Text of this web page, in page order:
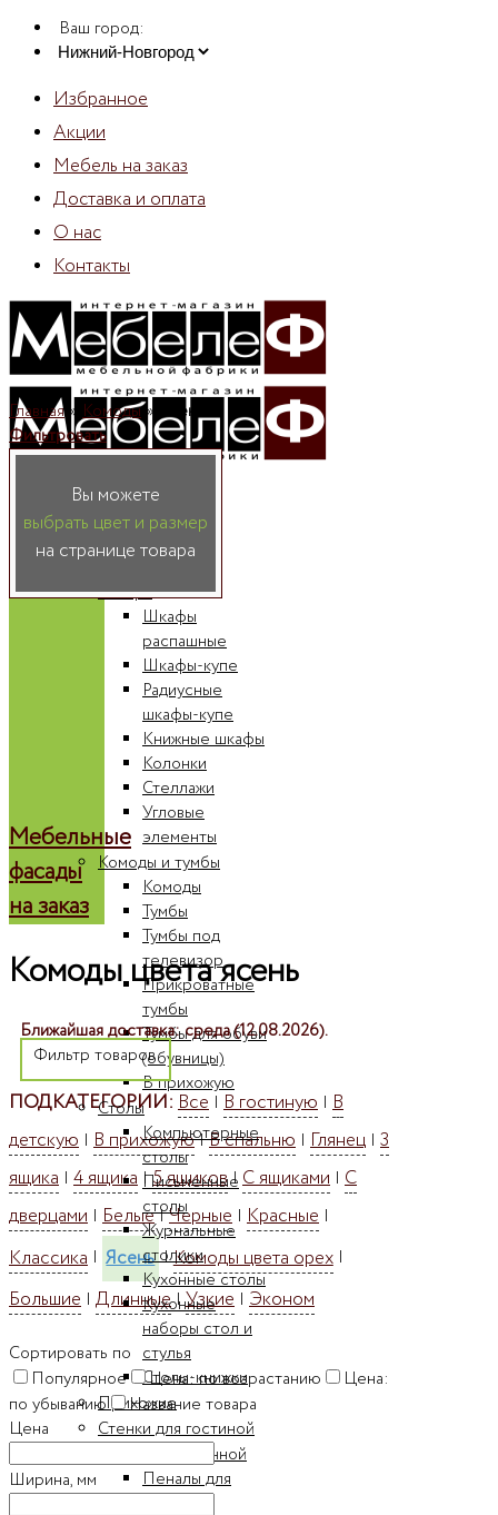
Skip
Ваш город:
Избранное
Акции
Мебель на заказ
Доставка и оплата
О нас
Контакты
КАТАЛОГ
Шкафы
Шкафы
распашные
Шкафы-купе
Радиусные
шкафы-купе
Книжные шкафы
Колонки
Стеллажи
Угловые
элементы
Комоды и тумбы
Комоды
Тумбы
Тумбы под
телевизор
Прикроватные
тумбы
Тумбы для обуви
(обувницы)
В прихожую
Столы
Компьютерные
столы
Письменные
столы
Журнальные
столики
Кухонные столы
Кухонные
наборы стол и
стулья
Столы-книжки
Прихожие
Стенки для гостиной
Мебель для ванной
Пеналы для
Главная » Комоды » Ясень
Фильтровать
Вы можете
выбрать цвет и размер
на странице товара
Мебельные
фасады
на заказ
Комоды цвета ясень
Ближайшая доставка: среда (12.08.2026).
Фильтр товаров
ПОДКАТЕГОРИИ: Все | В гостиную | В
детскую | В прихожую|В спальню | Глянец | 3
ящика | 4 ящика |5 ящиков|С ящиками | С
дверцами | Белые|Черные | Красные |
Классика | Ясень|Комоды цвета орех|
Большие | Длинные|Узкие | Эконом
Сортировать по
Популярное
Цена: по возрастанию
Цена:
по убыванию
Название товара
Цена
Ширина, мм